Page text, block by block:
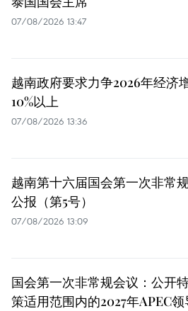
07/08/2026 13:47
越南政府要求力争2026年经济
10%以上
07/08/2026 13:36
越南第十六届国会第一次非常
公报（第5号）
07/08/2026 13:09
国会第一次非常规会议：公开
策适用范围内的2027年APEC